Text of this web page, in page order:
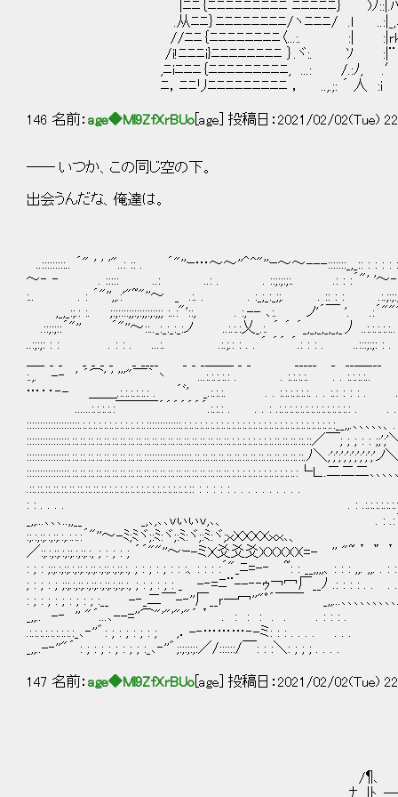
|ﾆﾆ｛ﾆﾆﾆﾆﾆﾆﾆﾆﾆ ﾆﾆﾆﾆﾆ｝ )ﾉ::|.ﾊ
.从ﾆﾆ｝ﾆﾆﾆﾆﾆﾆﾆﾆ/ヽﾆﾆﾆ/ .l ..:|_,､
//ﾆﾆ｛ﾆﾆﾆﾆﾆﾆﾆﾆ〈...:. :| :|rk|
/i!ﾆﾆﾆi}ﾆﾆﾆﾆﾆﾆﾆﾆ ｝.ヾ:. ｿ
,ﾆiﾆﾆﾆ｛ﾆﾆﾆﾆﾆﾆﾆﾆﾆ, ...: /.:ﾉ, .′
ﾆ，ﾆﾆリﾆﾆﾆﾆﾆﾆﾆﾆﾆ ， ..,.;: ´ 人 :i
146 名前： age◆Ml9ZfXrBUo [age] 投稿日：2021/02/02(Tue)
―― いつか、この同じ空の下。
出会うんだな、俺達は。
..:::::::::.. ´" ' ' '"..: :: . ´"''ｰ…～～''＾^"''ｰ～～---
～‐ ‐ . ::::: ..: ..: . . ::;:;:;:. .: : :´"' '～‐‐‐ ‐ .:-
:.. . : ´"'',,.:'"~"''～ _ .:. . . :_;_:_;;. . :: : :
,_,_:;.: :. ;:;::::;;:;:;;:;:;;; :..:"'::, . :,-- ､:. ノ'´￣
.::;:;::´"'' ´"''～::.._:_:_:_:ノ ..:.:.:乂_.:. ´ ´ ´_,_,_,_,_,_丿
..:;:;: : : . : : . ...:. .:.;.: : . . ´ ´´ ´.: : : . ..:::;:;: :
:.,. -‐ ' ´⌒' ' '''"￣｀丶 ...:.:.:.:.: . . :.:.:.:. . .
…‥‐- ＿＿.:.:.:.:.:.: . ´ﾞ' _.:.:.:. . . :.:.:.:.:.:. . . :.: : : : .
......:.:.:.:.:￣￣￣´´´´´´´.:.:.: . . . : .:.:.:.:.:.:.:.:.:.:.:.:.:.: . . . . :
::::::::::::::::.::.::.::.::.::.::.::.::.::.::.::.::.::.::.::.::.::.::.::.::.:.:.:.:.:.:.:.:.::.::.::.::.::／￣; ; ; : :
::::::::::::::::.::.::.::.::.::.::.::.::.::.::::::::::::::::::.::.::.::.::.::.::.::.::.::.::.::.::.::.::.ﾉ＼
::::::::::::::::.::.::.::.::.::.::.::.::.::.::.::.::.::.::.::.::.::.::.::.::.:.:.:.:.:.:.:.:.:.:.:.:.:└Ｌ..二二
.::.::.::.::.::.::.::.::.::.::.:.:.:.:.:.:.:.:.:.:.:.:.:.:.:.:: : : : : : . . . . . . . . . .
: : . . . . . : .:.:.:.:.:.:.{ｒｕ‐}/::::/￣√_ﾆ=‐ｧ
_,,...､､､..,,__ _,､,､､ｖぃぃv,､、 . : .:´""｀'ｰく
:;.:,:;.:,:;.:,.:.:.:´"''～-ﾐ;ﾐヾ;:ﾐ:ヾ;:ﾐ:ヾ;:ﾐ:ヾ;ｘＸＸＸＸｘｘ
／:;.:,:;.:,:;.:,:;.:, ; : ; : ; ´´""''～ｰ-ミＸ爻爻爻XXXXX=- '' "~
: ; : ;:;.:,:;.:,:;.:,:;.:,:;.:,:;.:, ; : ; : ; : : :、: : : :´"_ﾆ=-‐ ~: : __,,,,、: : : ,,.
; : ; : ; ;:;.:,:;.:,:;.:,:;.:,:;.:, ; : ; : ; : _ -‐=ﾆ¨--‐‐ｩ￢冖厂__ﾉ .: : :
: ; : ; : ; : ; : ; :__ -‐_二￣-‐''厂__ｒ─冖''"ﾟ´￣￣ _,,...､､､
_,,.. -‐ '' "´...､--=''⌒"'"'"'"´＇ . : : : . . . : : : . . :
.:.:.:.:.:.:.:.:.:_､‐''゛: ; : ; : ; : ; ,．-‐………‐-ミ: : : . . .
_,,..-‐''"´ : ; : ; : ; : ; ; :_､‐''゛;:;:;:;:／/::::::/￣: : :＼:
147 名前： age◆Ml9ZfXrBUo [age] 投稿日：2021/02/02(Tue)
/¶､ ７￣